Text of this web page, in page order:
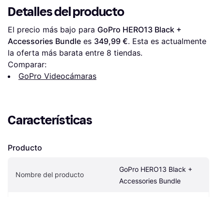
Detalles del producto
El precio más bajo para GoPro HERO13 Black +
Accessories Bundle es 349,99 €. Esta es actualmente
la oferta más barata entre 8 tiendas.
Comparar:
GoPro Videocámaras
Características
Producto
Nombre del producto
GoPro HERO13 Black +
Accessories Bundle